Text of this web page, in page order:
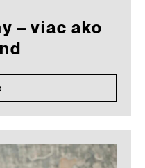
– viac ako